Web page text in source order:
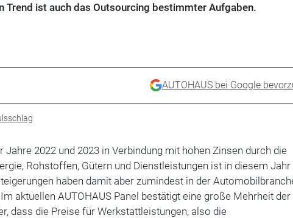
Trend ist auch das Outsourcing bestimmter Aufgaben.
AUTOHAUS bei Google
Jahre 2022 und 2023 in Verbindung mit hohen Zinsen durch die
Rohstoffen, Gütern und Dienstleistungen ist in diesem
haben damit aber zumindest in der
aktuellen AUTOHAUS Panel bestätigt eine große Mehrheit der
dass die Preise für Werkstattleistungen, also die